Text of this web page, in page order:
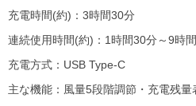
充電時間(約)：3時間30分
連続使用時間(約)：1時間30分～9時
充電方式：USB Type-C
主な機能：風量5段階調節・充電残量